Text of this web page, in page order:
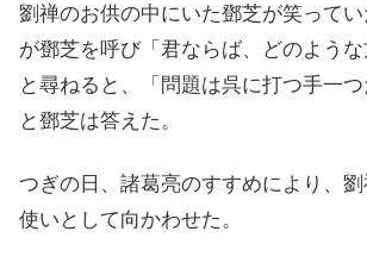
劉禅のお供の中にいた鄧芝が笑って
が鄧芝を呼び「君ならば、どのような
と尋ねると、「問題は呉に打つ手一つ
と鄧芝は答えた。
つぎの日、諸葛亮のすすめにより、
使いとして向かわせた。